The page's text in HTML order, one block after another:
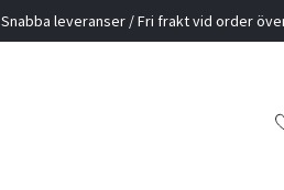
Snabba leveranser / Fri frakt vid order